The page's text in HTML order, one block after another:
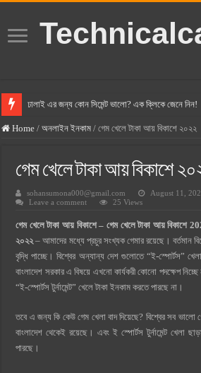
ঢালাই এর জন্য কোন সিমেন্ট ভালো? এক ক্লিকে জেনে নিন!
বসুন্ধরা সিমেন্ট এর দাম ২০২৫
হোলসিম সিমেন্ট দাম ২০২৫
সুপারক্রিট সিমেন্ট দাম ২০২৫
ওয়ালটন মোবাইল কিস্তিতে কেনার নিয়ম ২০২৫
ওয়ালটন টিভি কিস্তিতে কেনার নিয়ম ২০২৫
গ্রামে লাভজনক ব্যবসা ২০২৫ ও গ্রামের বাজারে ব্যবসার
Home / অনলাইন ইনকাম / গেম খেলে টাকা আয় বিকাশে ২০২২
গেম খেলে টাকা আয় বিকাশে
sohansumona000@gmail.com August 11,
Leave a comment
25 Views
গেম খেলে টাকা আয় বিকাশে – গেম খেলে টাকা আয় বিকাশে
২০২২ – আমাদের মধ্যে প্রচুর সংখ্যক গেমার রয়েছে। বর্তমান
বৃদ্ধি পাচ্ছে। বিশ্বের অন্যান্য দেশ গুলোতে “ই-স্পোর্টস”
বাংলাদেশ সরকার এ বিষয়ে এখনো কার্যকরী কোনো পদক্ষেপ
“ই-স্পোর্টস টুর্নামেন্ট” খেলে টাকা ইনকাম কর‍তে পারছে না।
তবে এ জন্য কি কেউ গেম খেলা বাদ দিয়েছে? বিশ্বের সব ভালো
বাংলাদেশ থেকেই রয়েছে। এবং ই স্পোর্টস টুর্নামেন্ট খেলা
পারছে।